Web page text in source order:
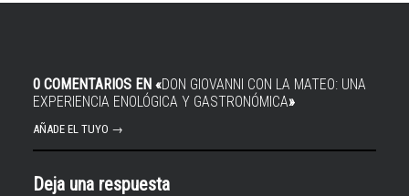
0 COMENTARIOS EN «DON GIOVANNI CON LA MATEO: UNA
EXPERIENCIA ENOLÓGICA Y GASTRONÓMICA»
AÑADE EL TUYO →
Deja una respuesta